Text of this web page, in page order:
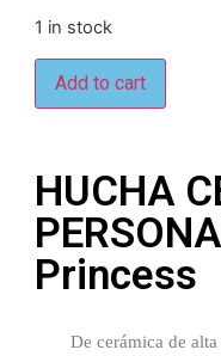
1 in stock
Add to cart
HUCHA
Princess
De cerámica de